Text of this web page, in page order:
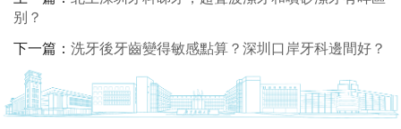
别？
下一篇： 洗牙後牙齒變得敏感點算？深圳口岸牙科邊間好？